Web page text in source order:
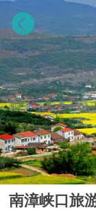
南漳峡口旅